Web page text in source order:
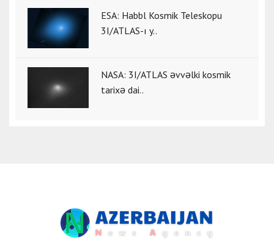
ESA: Habbl Kosmik Teleskopu
3I/ATLAS-ı y..
NASA: 3I/ATLAS əvvəlki kosmik
tarixə dai..